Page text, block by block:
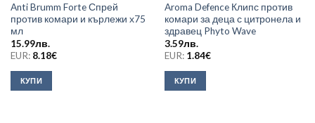
Anti Brumm Forte Спрей
против комари и кърлежи х75
мл
15.99лв.
EUR: 8.18€
КУПИ
Aroma Defence Клипс против
комари за деца с цитронела и
здравец Phyto Wave
3.59лв.
EUR: 1.84€
КУПИ